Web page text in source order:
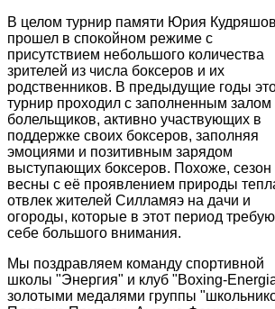
В целом турнир памяти Юрия
прошел в спокойном режиме с
присутствием небольшого количества
зрителей из числа боксеров и их
родственников. В предыдущие годы
турнир проходил с заполненным залом
болельщиков, активно участвующих в
поддержке своих боксеров, заполняя
эмоциями и позитивным зарядом
выступающих боксеров. Похоже, сезон
весны с её проявлением природы
отвлек жителей Силламяэ на дачи и
огороды, которые в этот период
себе большого внимания.
Мы поздравляем команду спортивной
школы "Энергия" и клуб "Boxing-
золотыми медалями группы